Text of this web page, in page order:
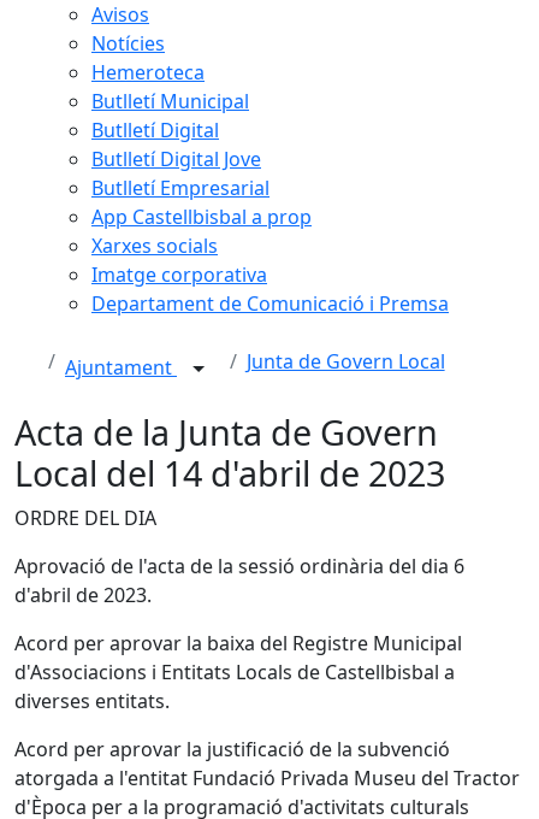
Avisos
Notícies
Hemeroteca
Butlletí Municipal
Butlletí Digital
Butlletí Digital Jove
Butlletí Empresarial
App Castellbisbal a prop
Xarxes socials
Imatge corporativa
Departament de Comunicació i Premsa
Ajuntament Junta de Govern Local
Acta de la Junta de Govern
Local del 14 d'abril de 2023
ORDRE DEL DIA
Aprovació de l'acta de la sessió ordinària del dia 6
d'abril de 2023.
Acord per aprovar la baixa del Registre Municipal
d'Associacions i Entitats Locals de Castellbisbal a
diverses entitats.
Acord per aprovar la justificació de la subvenció
atorgada a l'entitat Fundació Privada Museu del Tractor
d'Època per a la programació d'activitats culturals